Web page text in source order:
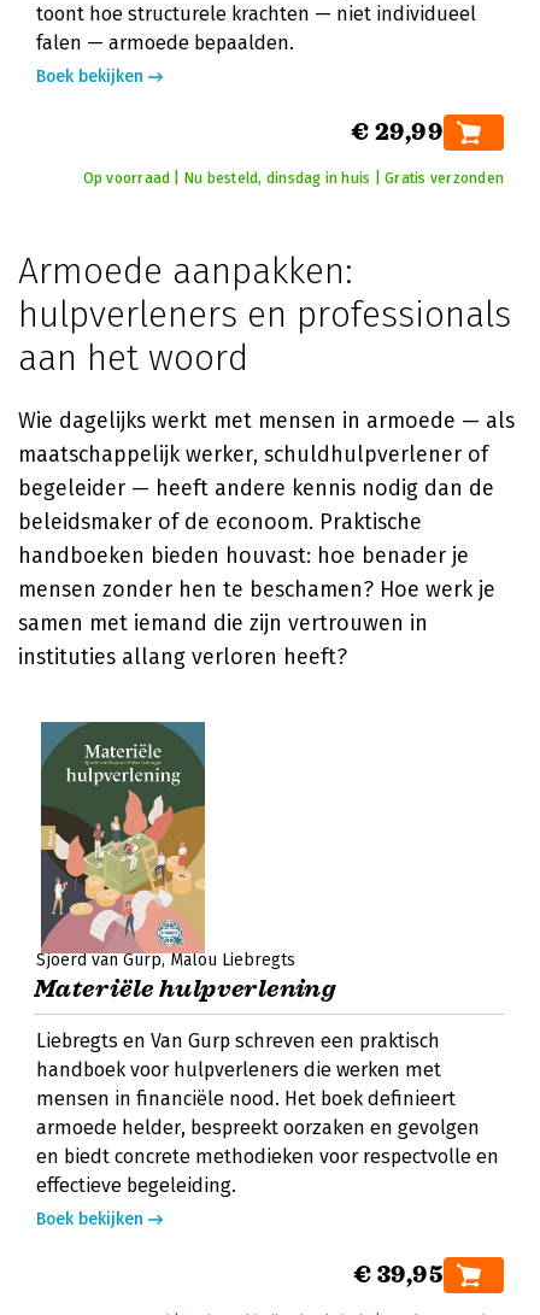
toont hoe structurele krachten — niet individueel
falen — armoede bepaalden.
Boek bekijken
€ 29,99
Op voorraad | Nu besteld, dinsdag in huis | Gratis verzonden
Armoede aanpakken:
hulpverleners en professionals
aan het woord
Wie dagelijks werkt met mensen in armoede — als
maatschappelijk werker, schuldhulpverlener of
begeleider — heeft andere kennis nodig dan de
beleidsmaker of de econoom. Praktische
handboeken bieden houvast: hoe benader je
mensen zonder hen te beschamen? Hoe werk je
samen met iemand die zijn vertrouwen in
instituties allang verloren heeft?
Sjoerd van Gurp Malou Liebregts
Materiële hulpverlening
Liebregts en Van Gurp schreven een praktisch
handboek voor hulpverleners die werken met
mensen in financiële nood. Het boek definieert
armoede helder, bespreekt oorzaken en gevolgen
en biedt concrete methodieken voor respectvolle en
effectieve begeleiding.
Boek bekijken
€ 39,95